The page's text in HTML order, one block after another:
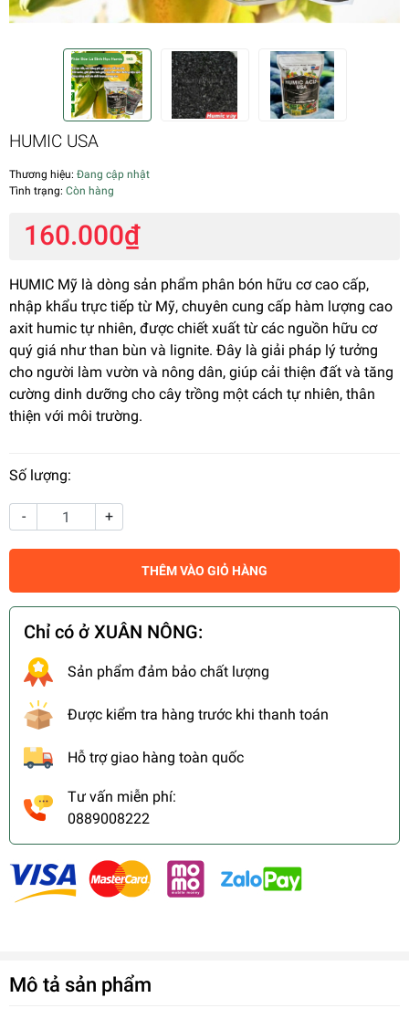
HUMIC USA
Thương hiệu: Đang cập nhật
Tình trạng: Còn hàng
160.000₫
HUMIC Mỹ là dòng sản phẩm phân bón hữu cơ cao cấp,
nhập khẩu trực tiếp từ Mỹ, chuyên cung cấp hàm lượng cao
axit humic tự nhiên, được chiết xuất từ các nguồn hữu cơ
quý giá như than bùn và lignite. Đây là giải pháp lý tưởng
cho người làm vườn và nông dân, giúp cải thiện đất và tăng
cường dinh dưỡng cho cây trồng một cách tự nhiên, thân
thiện với môi trường.
Số lượng:
- +
THÊM VÀO GIỎ HÀNG
Chỉ có ở XUÂN NÔNG:
Sản phẩm đảm bảo chất lượng
Được kiểm tra hàng trước khi thanh toán
Hỗ trợ giao hàng toàn quốc
Tư vấn miễn phí:
0889008222
Mô tả sản phẩm